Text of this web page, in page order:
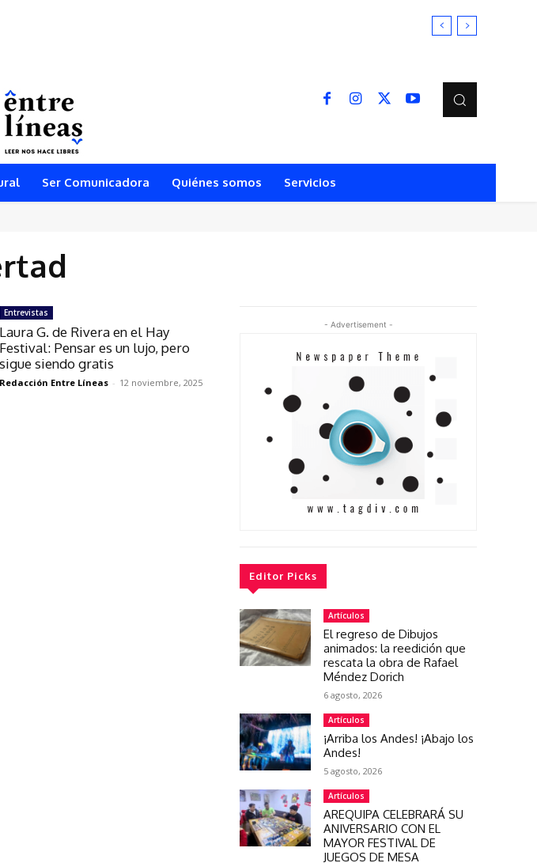
Ser Comunicadora Quiénes somos Servicios
Entrevistas
Laura G. de Rivera en el Hay
Festival: Pensar es un lujo, pero
sigue siendo gratis
Redacción Entre Líneas - 12 noviembre, 2025
- Advertisement -
Editor Picks
Artículos
El regreso de Dibujos
animados: la reedición que
rescata la obra de Rafael
Méndez Dorich
6 agosto, 2026
Artículos
¡Arriba los Andes! ¡Abajo los
Andes!
5 agosto, 2026
Artículos
AREQUIPA CELEBRARÁ SU
ANIVERSARIO CON EL
MAYOR FESTIVAL DE
JUEGOS DE MESA